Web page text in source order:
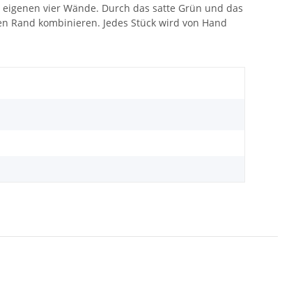
vier Wände. Durch das satte Grün und das
Rand kombinieren. Jedes Stück wird von Hand